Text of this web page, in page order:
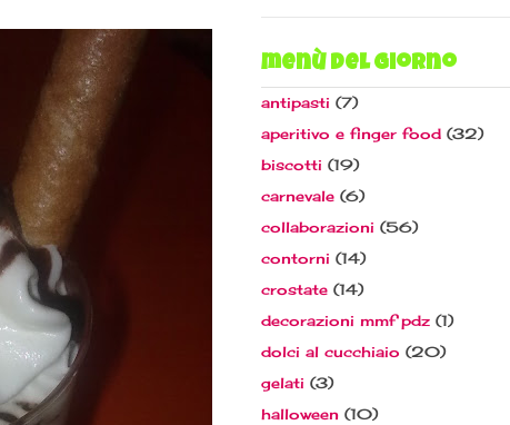
menù del giorno
antipasti (7)
aperitivo e finger food (32)
biscotti (19)
carnevale (6)
collaborazioni (56)
contorni (14)
crostate (14)
decorazioni mmf pdz (1)
dolci al cucchiaio (20)
gelati (3)
halloween (10)